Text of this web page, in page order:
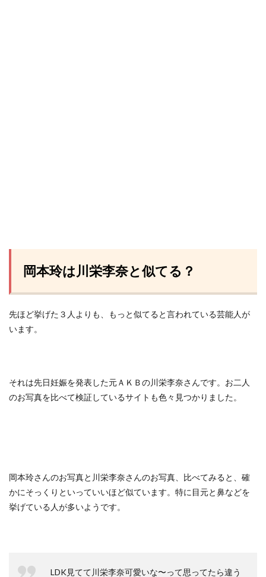
岡本玲は川栄李奈と似てる？
先ほど挙げた３人よりも、もっと似てると言われている芸能人が
います。
それは先日妊娠を発表した元ＡＫＢの川栄李奈さんです。お二人
のお写真を比べて検証しているサイトも色々見つかりました。
岡本玲さんのお写真と川栄李奈さんのお写真、比べてみると、確
かにそっくりといっていいほど似ています。特に目元と鼻などを
挙げている人が多いようです。
LDK見てて川栄李奈可愛いな〜って思ってたら違う